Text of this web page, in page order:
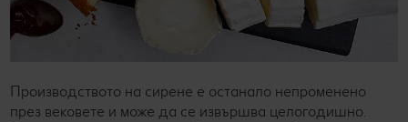
Производството на сирене е останало непроменено
през вековете и може да се извършва целогодишно.